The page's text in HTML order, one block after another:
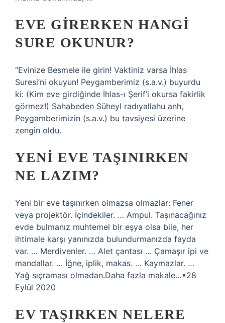
EVE GIRERKEN HANGI
SURE OKUNUR?
“Evinize Besmele ile girin! Vaktiniz varsa İhlas
Suresi’ni okuyun! Peygamberimiz (s.a.v.) buyurdu
ki: (Kim eve girdiğinde İhlas-ı Şerif’i okursa fakirlik
görmez!) Sahabeden Süheyl radıyallahu anh,
Peygamberimizin (s.a.v.) bu tavsiyesi üzerine
zengin oldu.
YENI EVE TAŞINIRKEN
NE LAZIM?
Yeni bir eve taşınırken olmazsa olmazlar: Fener
veya projektör. İçindekiler. … Ampul. Taşınacağınız
evde bulmanız muhtemel bir eşya olsa bile, her
ihtimale karşı yanınızda bulundurmanızda fayda
var. … Merdivenler. … Alet çantası … Çamaşır ipi ve
mandallar. … İğne, iplik, makas. … Kaymazlar. …
Yağ sıçraması olmadan.Daha fazla makale…•28
Eylül 2020
EV TAŞIRKEN NELERE